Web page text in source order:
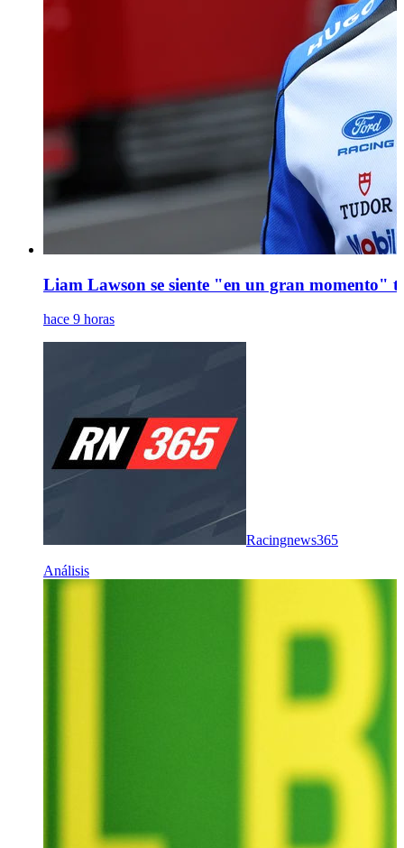
Liam Lawson se siente "en un gran momento"
hace 9 horas
Racingnews365
Análisis